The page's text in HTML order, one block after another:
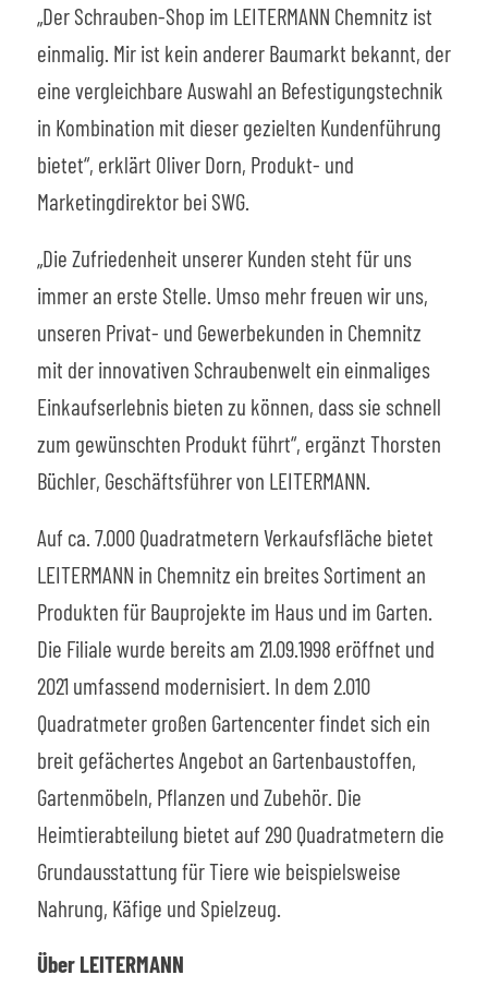
„Der Schrauben-Shop im LEITERMANN Chemnitz ist
einmalig. Mir ist kein anderer Baumarkt bekannt, der
eine vergleichbare Auswahl an Befestigungstechnik
in Kombination mit dieser gezielten Kundenführung
bietet“, erklärt Oliver Dorn, Produkt- und
Marketingdirektor bei SWG.
„Die Zufriedenheit unserer Kunden steht für uns
immer an erste Stelle. Umso mehr freuen wir uns,
unseren Privat- und Gewerbekunden in Chemnitz
mit der innovativen Schraubenwelt ein einmaliges
Einkaufserlebnis bieten zu können, dass sie schnell
zum gewünschten Produkt führt“, ergänzt Thorsten
Büchler, Geschäftsführer von LEITERMANN.
Auf ca. 7.000 Quadratmetern Verkaufsfläche bietet
LEITERMANN in Chemnitz ein breites Sortiment an
Produkten für Bauprojekte im Haus und im Garten.
Die Filiale wurde bereits am 21.09.1998 eröffnet und
2021 umfassend modernisiert. In dem 2.010
Quadratmeter großen Gartencenter findet sich ein
breit gefächertes Angebot an Gartenbaustoffen,
Gartenmöbeln, Pflanzen und Zubehör. Die
Heimtierabteilung bietet auf 290 Quadratmetern die
Grundausstattung für Tiere wie beispielsweise
Nahrung, Käfige und Spielzeug.
Über LEITERMANN